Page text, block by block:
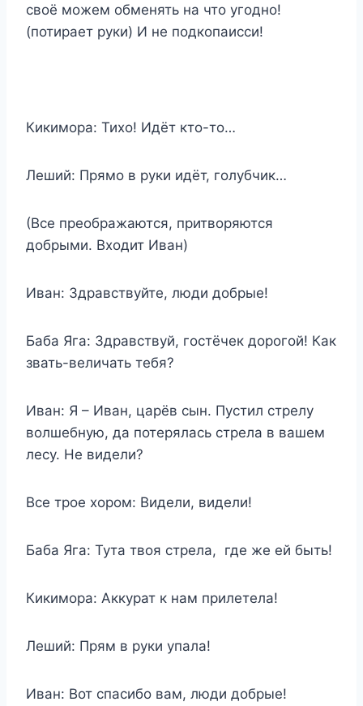
своё можем обменять на что угодно!
(потирает руки) И не подкопаисси!
Кикимора: Тихо! Идёт кто-то…
Леший: Прямо в руки идёт, голубчик…
(Все преображаются, притворяются
добрыми. Входит Иван)
Иван: Здравствуйте, люди добрые!
Баба Яга: Здравствуй, гостёчек дорогой! Как
звать-величать тебя?
Иван: Я – Иван, царёв сын. Пустил стрелу
волшебную, да потерялась стрела в вашем
лесу. Не видели?
Все трое хором: Видели, видели!
Баба Яга: Тута твоя стрела, где же ей быть!
Кикимора: Аккурат к нам прилетела!
Леший: Прям в руки упала!
Иван: Вот спасибо вам, люди добрые!